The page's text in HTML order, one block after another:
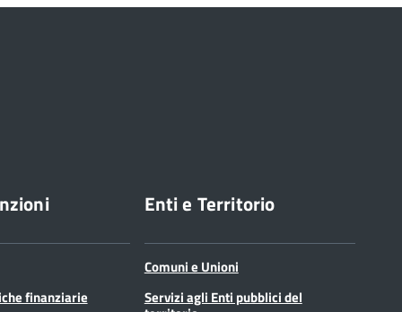
finanziarie
Enti e Territorio
Comuni e Unioni
Servizi agli Enti pubblici del